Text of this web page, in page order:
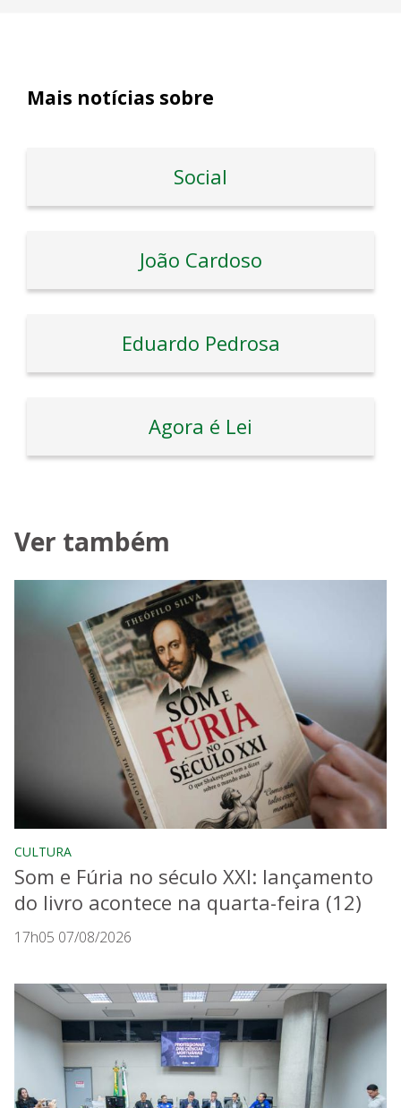
Mais notícias sobre
Social
João Cardoso
Eduardo Pedrosa
Agora é Lei
Ver também
CULTURA
Som e Fúria no século XXI: lançamento
do livro acontece na quarta-feira (12)
17h05 07/08/2026